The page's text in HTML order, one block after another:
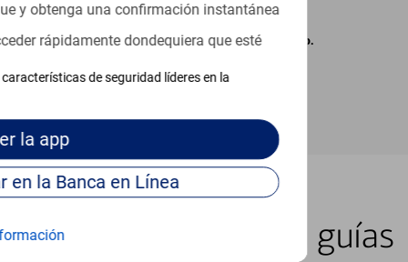
y obtenga una confirmación instantánea
rápidamente dondequiera que esté
de seguridad líderes en la
la app
Continúe para entrar en la Banca en Línea
cargos de su proveedor por mensajes de texto.
lugar con nuestras guías